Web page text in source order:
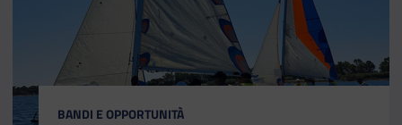
CATEGORIA:
BANDI E OPPORTUNITÀ